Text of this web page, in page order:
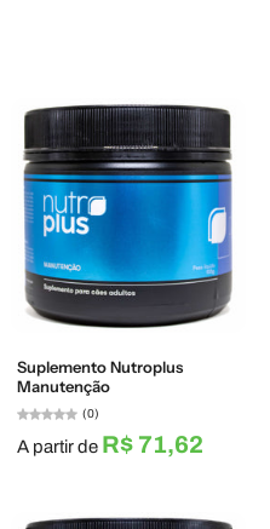
Suplemento Nutroplus
Manutenção
(0)
A partir de R$ 71,62